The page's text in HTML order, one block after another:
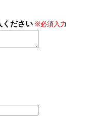
ください ※必須入力